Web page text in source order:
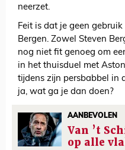
neerzet.
Feit is dat je geen
Bergen. Zowel Steven
nog niet fit genoeg om
in het thuisduel met
tijdens zijn persbabbel in
ja, wat ga je dan doen?
AANBEVOLEN
Van ’t
op alle